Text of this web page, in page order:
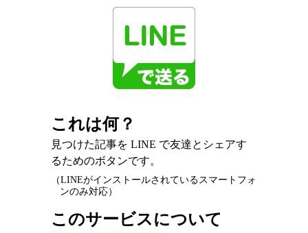
これは何？
見つけた記事を LINE で友達とシェアす
るためのボタンです。
（LINEがインストールされているスマートフォ
ンのみ対応）
このサービスについて